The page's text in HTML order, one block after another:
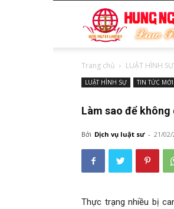
Trang chủ LUẬT HÌNH SỰ
LUẬT HÌNH SỰ TIN TỨC MỚI
Làm sao để
Bởi Dịch vụ luật sư - 21/02/
Thực trạng nhiều bị